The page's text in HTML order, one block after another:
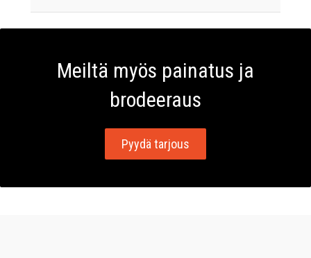
Meiltä myös painatus ja
brodeeraus
Pyydä tarjous